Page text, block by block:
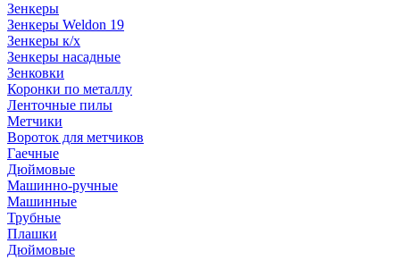
Зенкеры
Зенкеры Weldon 19
Зенкеры к/х
Зенкеры насадные
Зенковки
Коронки по металлу
Ленточные пилы
Метчики
Вороток для метчиков
Гаечные
Дюймовые
Машинно-ручные
Машинные
Трубные
Плашки
Дюймовые